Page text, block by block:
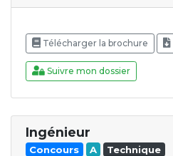
Télécharger la brochure
Suivre mon dossier
Ingénieur
Concours A Technique